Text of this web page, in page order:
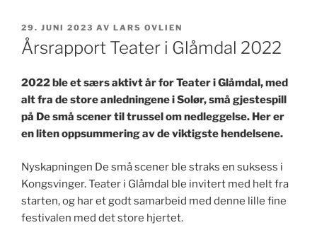
PUBLISERT
29. JUNI 2023 AV LARS OVLIEN
Årsrapport Teater i Glåmdal 2022
2022 ble et særs aktivt år for Teater i Glåmdal, med
alt fra de store anledningene i Solør, små gjestespill
på De små scener til trussel om nedleggelse. Her er
en liten oppsummering av de viktigste hendelsene.
Nyskapningen De små scener ble straks en suksess i
Kongsvinger. Teater i Glåmdal ble invitert med helt fra
starten, og har et godt samarbeid med denne lille fine
festivalen med det store hjertet.